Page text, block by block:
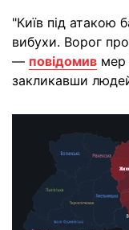
"Київ під атакою
вибухи. Ворог
— повідомив мер
закликавши